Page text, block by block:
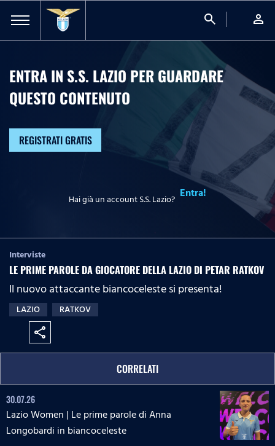
search person
ENTRA IN S.S. LAZIO PER GUARDARE
QUESTO CONTENUTO
REGISTRATI GRATIS
Hai già un account S.S. Lazio? Entra!
Interviste
LE PRIME PAROLE DA GIOCATORE DELLA LAZIO DI PETAR RATKOV
Il nuovo attaccante biancoceleste si presenta!
LAZIO RATKOV
share
CORRELATI
30.07.26
Lazio Women | Le prime parole di Anna
Longobardi in biancoceleste